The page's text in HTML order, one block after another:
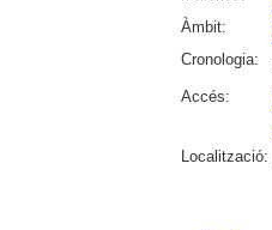
Àmbit:
Cronologia:
Accés:
Localització: